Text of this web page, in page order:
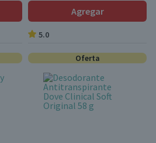
Agregar
5.0
Oferta